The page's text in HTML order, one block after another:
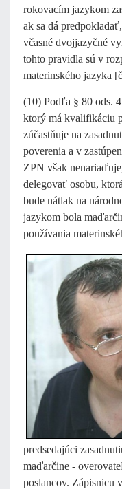
rokovacím jazykom
ak sa dá
včasné dvojjazyčné
tohto pravidla sú v
materinského jazyka
(10) Podľa § 80 ods.
ktorý má kvalifikáciu
zúčastňuje na
poverenia a v
ZPN však
delegovať osobu,
bude nátlak na
jazykom bola
používania
predsedajúci
maďarčine -
poslancov. Zápisnicu